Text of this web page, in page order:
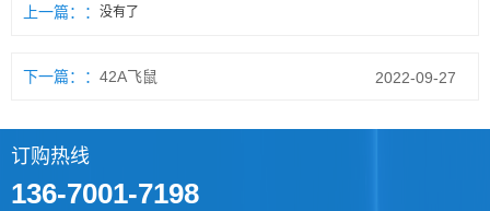
上一篇： 没有了
下一篇： 42A飞鼠 2022-09-27
订购热线
136-7001-7198